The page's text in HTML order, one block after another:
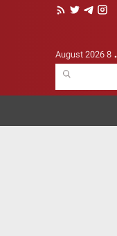
8 August 2026